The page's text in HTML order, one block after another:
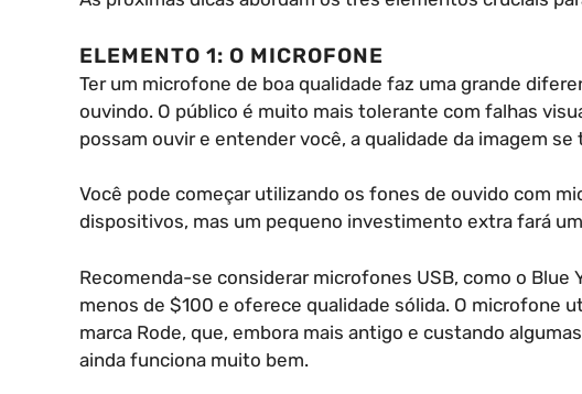
ELEMENTO 1: O MICROFONE
Ter um microfone de boa qualidade faz uma grande
ouvindo. O público é muito mais tolerante com falhas
possam ouvir e entender você, a qualidade da imagem se
Você pode começar utilizando os fones de ouvido com
dispositivos, mas um pequeno investimento extra fará
Recomenda-se considerar microfones USB, como o
menos de $100 e oferece qualidade sólida. O microfone
marca Rode, que, embora mais antigo e custando
ainda funciona muito bem.